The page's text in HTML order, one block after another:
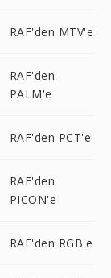
RAF'den MTV'e
RAF'den
PALM'e
RAF'den PCT'e
RAF'den
PICON'e
RAF'den RGB'e